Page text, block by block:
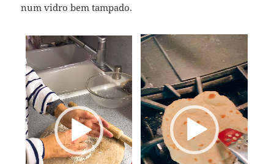
num vidro bem tampado.
Tocador
de
vídeo
Tocador
de
vídeo